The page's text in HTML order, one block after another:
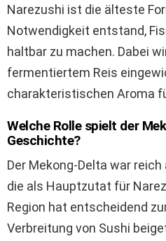
Narezushi ist die älteste
Notwendigkeit entstand,
haltbar zu machen. Dabei
fermentiertem Reis
charakteristischen Aroma
Welche Rolle spielt der
Geschichte?
Der Mekong-Delta war
die als Hauptzutat für
Region hat entscheidend
Verbreitung von Sushi